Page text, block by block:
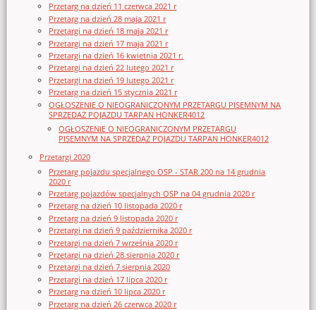
Przetarg na dzień 11 czerwca 2021 r
Przetarg na dzień 28 maja 2021 r
Przetargi na dzień 18 maja 2021 r
Przetargi na dzień 17 maja 2021 r
Przetargi na dzień 16 kwietnia 2021 r.
Przetargi na dzień 22 lutego 2021 r
Przetargi na dzień 19 lutego 2021 r
Przetarg na dzień 15 stycznia 2021 r
OGŁOSZENIE O NIEOGRANICZONYM PRZETARGU PISEMNYM NA
SPRZEDAŻ POJAZDU TARPAN HONKER4012
OGŁOSZENIE O NIEOGRANICZONYM PRZETARGU
PISEMNYM NA SPRZEDAŻ POJAZDU TARPAN HONKER4012
Przetargi 2020
Przetarg pojazdu specjalnego OSP - STAR 200 na 14 grudnia
2020 r
Przetarg pojazdów specjalnych OSP na 04 grudnia 2020 r
Przetarg na dzień 10 listopada 2020 r
Przetarg na dzień 9 listopada 2020 r
Przetargi na dzień 9 października 2020 r
Przetargi na dzień 7 września 2020 r
Przetargi na dzień 28 sierpnia 2020 r
Przetargi na dzień 7 sierpnia 2020
Przetargi na dzień 17 lipca 2020 r
Przetarg na dzień 10 lipca 2020 r
Przetarg na dzień 26 czerwca 2020 r